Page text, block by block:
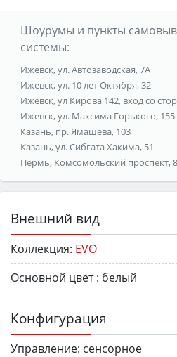
Шоурумы и пункты
системы:
Ижевск, ул. Автозаводская, 7А
Ижевск, ул. 10 лет Октября, 32
Ижевск, ул Кирова 142, вход со
Ижевск, ул. Максима Горького, 155
Казань, пр. Ямашева, 103
Казань, ул. Сибгата Хакима, 51
Пермь, Комсомольский проспект,
Внешний вид
Коллекция: EVO
Основной цвет : белый
Конфигурация
Управление: сенсорное